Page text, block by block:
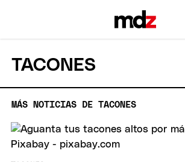
TACONES
MÁS NOTICIAS DE TACONES